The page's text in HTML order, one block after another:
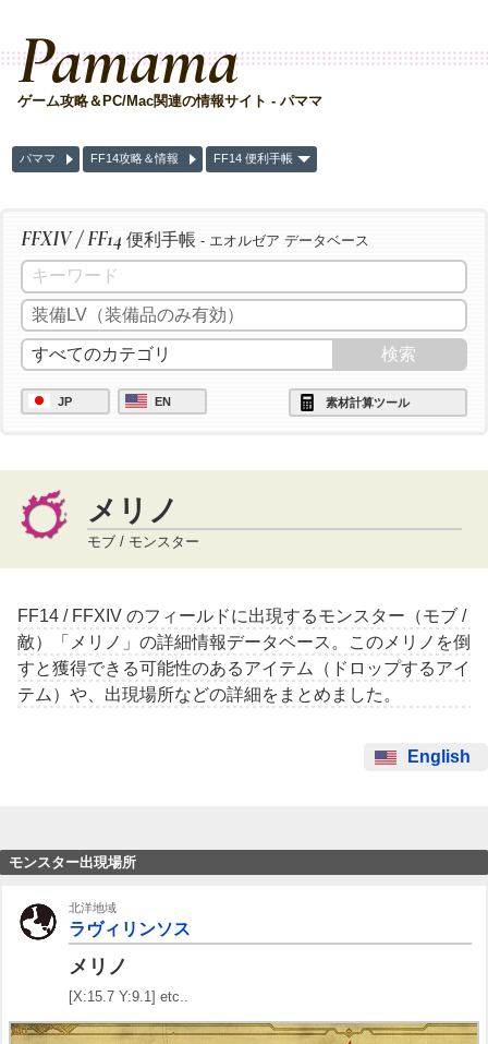
Pamama
ゲーム攻略＆PC/Mac関連の情報サイト - パママ
パママ FF14攻略＆情報 FF14 便利手帳
FFXIV / FF14 便利手帳 - エオルゼア データベース
JP EN 素材計算ツール
メリノ
モブ / モンスター
FF14 / FFXIV のフィールドに出現するモンスター（モブ /
敵）「メリノ」の詳細情報データベース。このメリノを倒
すと獲得できる可能性のあるアイテム（ドロップするアイ
テム）や、出現場所などの詳細をまとめました。
English
モンスター出現場所
北洋地域
ラヴィリンソス
メリノ
[X:15.7 Y:9.1] etc..